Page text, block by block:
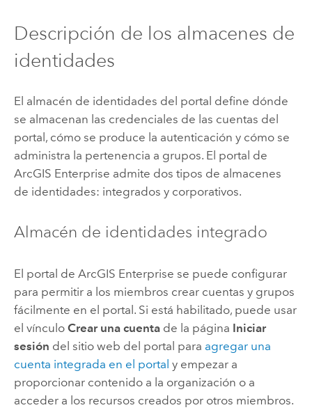
Descripción de los almacenes de
identidades
El almacén de identidades del portal define dónde
se almacenan las credenciales de las cuentas del
portal, cómo se produce la autenticación y cómo se
administra la pertenencia a grupos. El portal de
ArcGIS Enterprise admite dos tipos de almacenes
de identidades: integrados y corporativos.
Almacén de identidades integrado
El portal de ArcGIS Enterprise se puede configurar
para permitir a los miembros crear cuentas y grupos
fácilmente en el portal. Si está habilitado, puede usar
el vínculo Crear una cuentade la página Iniciar
sesión del sitio web del portal para agregar una
cuenta integrada en el portal y empezar a
proporcionar contenido a la organización o a
acceder a los recursos creados por otros miembros.